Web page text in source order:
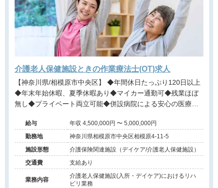
介護老人保健施設ときの作業療法士(OT)求人
【神奈川県/相模原市中央区】 ◆年間休日たっぷり120日以上
◆年末年始休暇、夏季休暇あり◆マイカー通勤可◆残業ほぼ
無し◆プライベート両立可能◆併設病院による安心の医療連
給与
年収 4,500,000円 〜 5,000,000円
勤務地
神奈川県相模原市中央区相模原4-11-5
施設形態
介護保険関連施設（デイケア/介護老人保健施設）
交通費
支給あり
業務内容
介護老人保健施設(入所・デイケア)におけるリハ
ビリ業務